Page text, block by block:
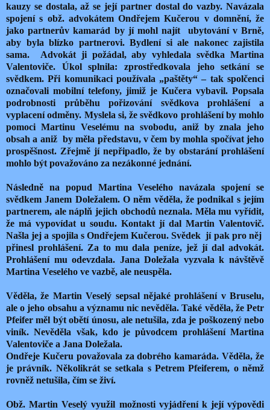
kauzy se dostala, až se její partner dostal do vazby. Navázala
spojení s obž. advokátem Ondřejem Kučerou v domnění, že
jako partnerův kamarád by jí mohl najít ubytování v Brně,
aby byla blízko partnerovi. Bydlení si ale nakonec zajistila
sama. Advokát ji požádal, aby vyhledala svědka Martina
Valentoviče. Úkol splnila: zprostředkovala jeho setkání se
svědkem. Při komunikaci používala „paštěty“ – tak spolčenci
označovali mobilní telefony, jimiž je Kučera vybavil. Popsala
podrobnosti průběhu pořizování svědkova prohlášení a
vyplacení odměny. Myslela si, že svědkovo prohlášení by mohlo
pomoci Martinu Veselému na svobodu, aniž by znala jeho
obsah a aniž by měla představu, v čem by mohla spočívat jeho
prospěšnost. Zřejmě jí nepřipadlo, že by obstarání prohlášení
mohlo být považováno za nezákonné jednání.
Následně na popud Martina Veselého navázala spojení se
svědkem Janem Doležalem. O něm věděla, že podnikal s jejím
partnerem, ale náplň jejich obchodů neznala. Měla mu vyřídit,
že má vypovídat u soudu. Kontakt jí dal Martin Valentovič.
Našla jej a spojila s Ondřejem Kučerou. Svědek jí pak pro něj
přinesl prohlášení. Za to mu dala peníze, jež jí dal advokát.
Prohlášení mu odevzdala. Jana Doležala vyzvala k návštěvě
Martina Veselého ve vazbě, ale neuspěla.
Věděla, že Martin Veselý sepsal nějaké prohlášení v Bruselu,
ale o jeho obsahu a významu nic nevěděla. Také věděla, že Petr
Pfeifer měl být obětí únosu, ale netušila, zda je poškozený nebo
viník. Nevěděla však, kdo je původcem prohlášení Martina
Valentoviče a Jana Doležala.
Ondřeje Kučeru považovala za dobrého kamaráda. Věděla, že
je právník. Několikrát se setkala s Petrem Pfeiferem, o němž
rovněž netušila, čím se živí.
Obž. Martin Veselý využil možnosti vyjádření k její výpovědi